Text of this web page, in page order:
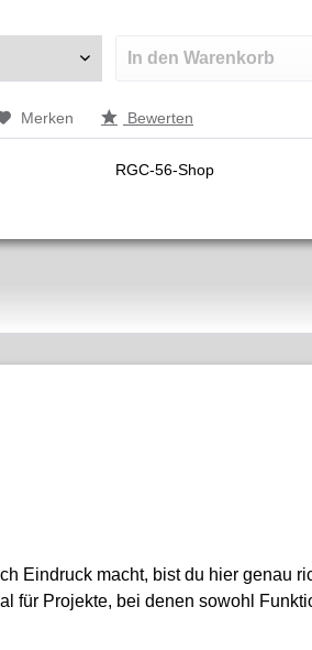
In den Warenkorb
Merken Bewerten
RGC-56-Shop
Eindruck macht, bist du hier genau
für Projekte, bei denen sowohl